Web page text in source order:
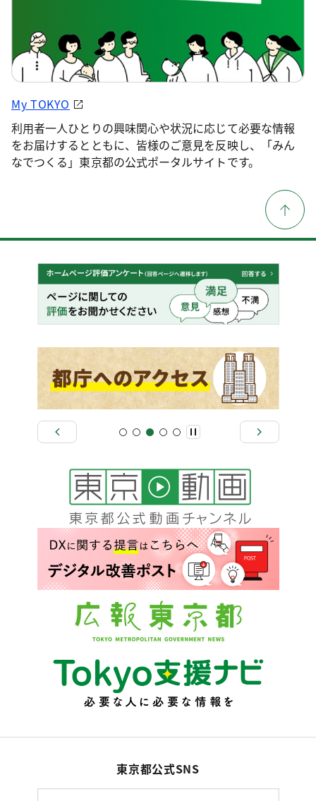
My TOKYO
利用者一人ひとりの興味関心や状況に応じて必要な情報
をお届けするとともに、皆様のご意見を反映し、「みん
なでつくる」東京都の公式ポータルサイトです。
東京都公式SNS